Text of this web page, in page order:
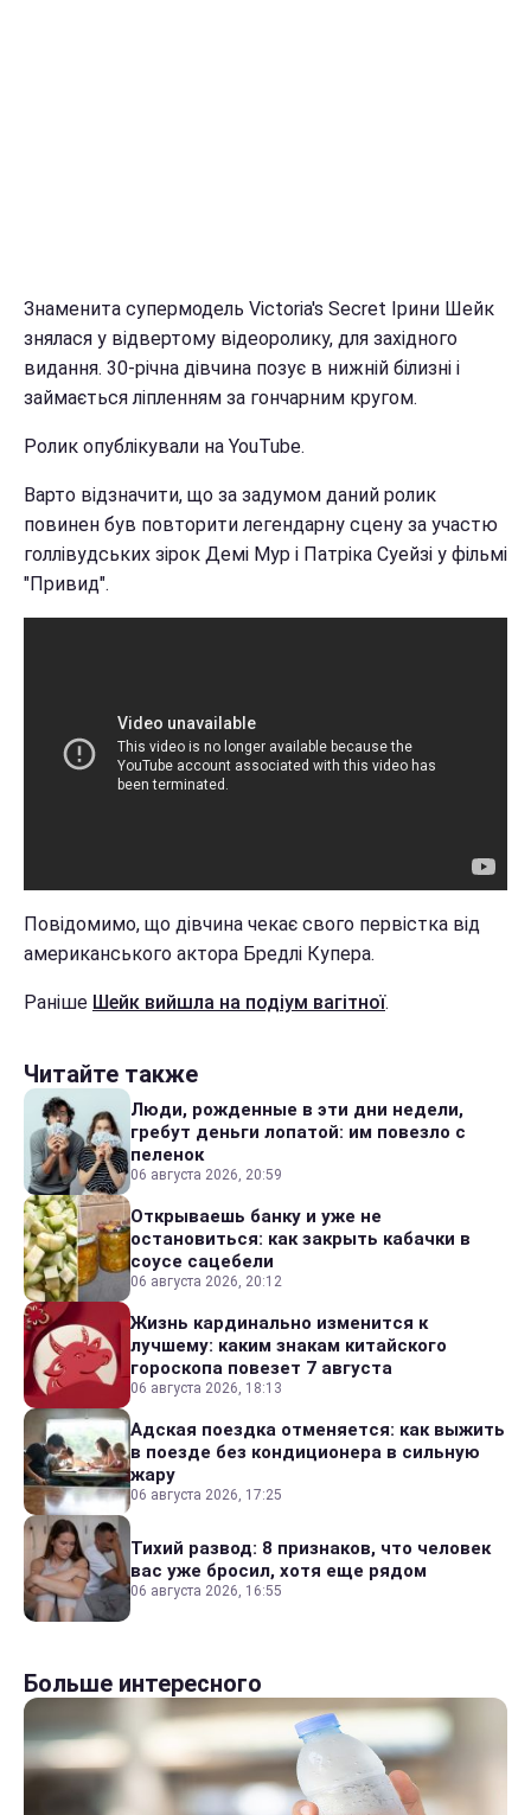
Знаменита супермодель Victoria's Secret Ірини Шейк
знялася у відвертому відеоролику, для західного
видання. 30-річна дівчина позує в нижній білизні і
займається ліпленням за гончарним кругом.
Ролик опублікували на YouTube.
Варто відзначити, що за задумом даний ролик
повинен був повторити легендарну сцену за участю
голлівудських зірок Демі Мур і Патріка Суейзі у фільмі
"Привид".
Повідомимо, що дівчина чекає свого первістка від
американського актора Бредлі Купера.
Раніше Шейк вийшла на подіум вагітної.
Читайте также
Люди, рожденные в эти дни недели,
гребут деньги лопатой: им повезло с
пеленок
06 августа 2026, 20:59
Открываешь банку и уже не
остановиться: как закрыть кабачки в
соусе сацебели
06 августа 2026, 20:12
Жизнь кардинально изменится к
лучшему: каким знакам китайского
гороскопа повезет 7 августа
06 августа 2026, 18:13
Адская поездка отменяется: как выжить
в поезде без кондиционера в сильную
жару
06 августа 2026, 17:25
Тихий развод: 8 признаков, что человек
вас уже бросил, хотя еще рядом
06 августа 2026, 16:55
Больше интересного